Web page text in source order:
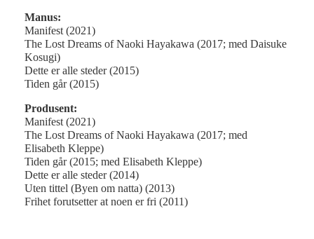
Manus:
Manifest (2021)
The Lost Dreams of Naoki Hayakawa (2017; med Daisuke
Kosugi)
Dette er alle steder (2015)
Tiden går (2015)
Produsent:
Manifest (2021)
The Lost Dreams of Naoki Hayakawa (2017; med
Elisabeth Kleppe)
Tiden går (2015; med Elisabeth Kleppe)
Dette er alle steder (2014)
Uten tittel (Byen om natta) (2013)
Frihet forutsetter at noen er fri (2011)